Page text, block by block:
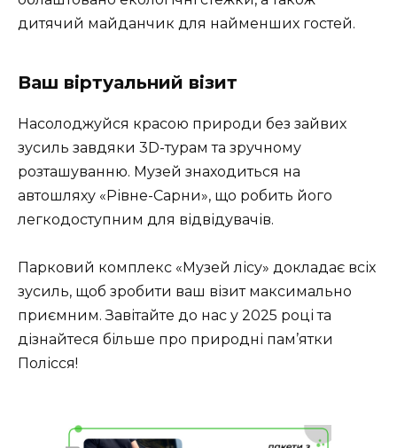
дитячий майданчик для найменших гостей.
Ваш віртуальний візит
Насолоджуйся красою природи без зайвих
зусиль завдяки 3D-турам та зручному
розташуванню. Музей знаходиться на
автошляху «Рівне-Сарни», що робить його
легкодоступним для відвідувачів.
Парковий комплекс «Музей лісу» докладає всіх
зусиль, щоб зробити ваш візит максимально
приємним. Завітайте до нас у 2025 році та
дізнайтеся більше про природні пам’ятки
Полісся!